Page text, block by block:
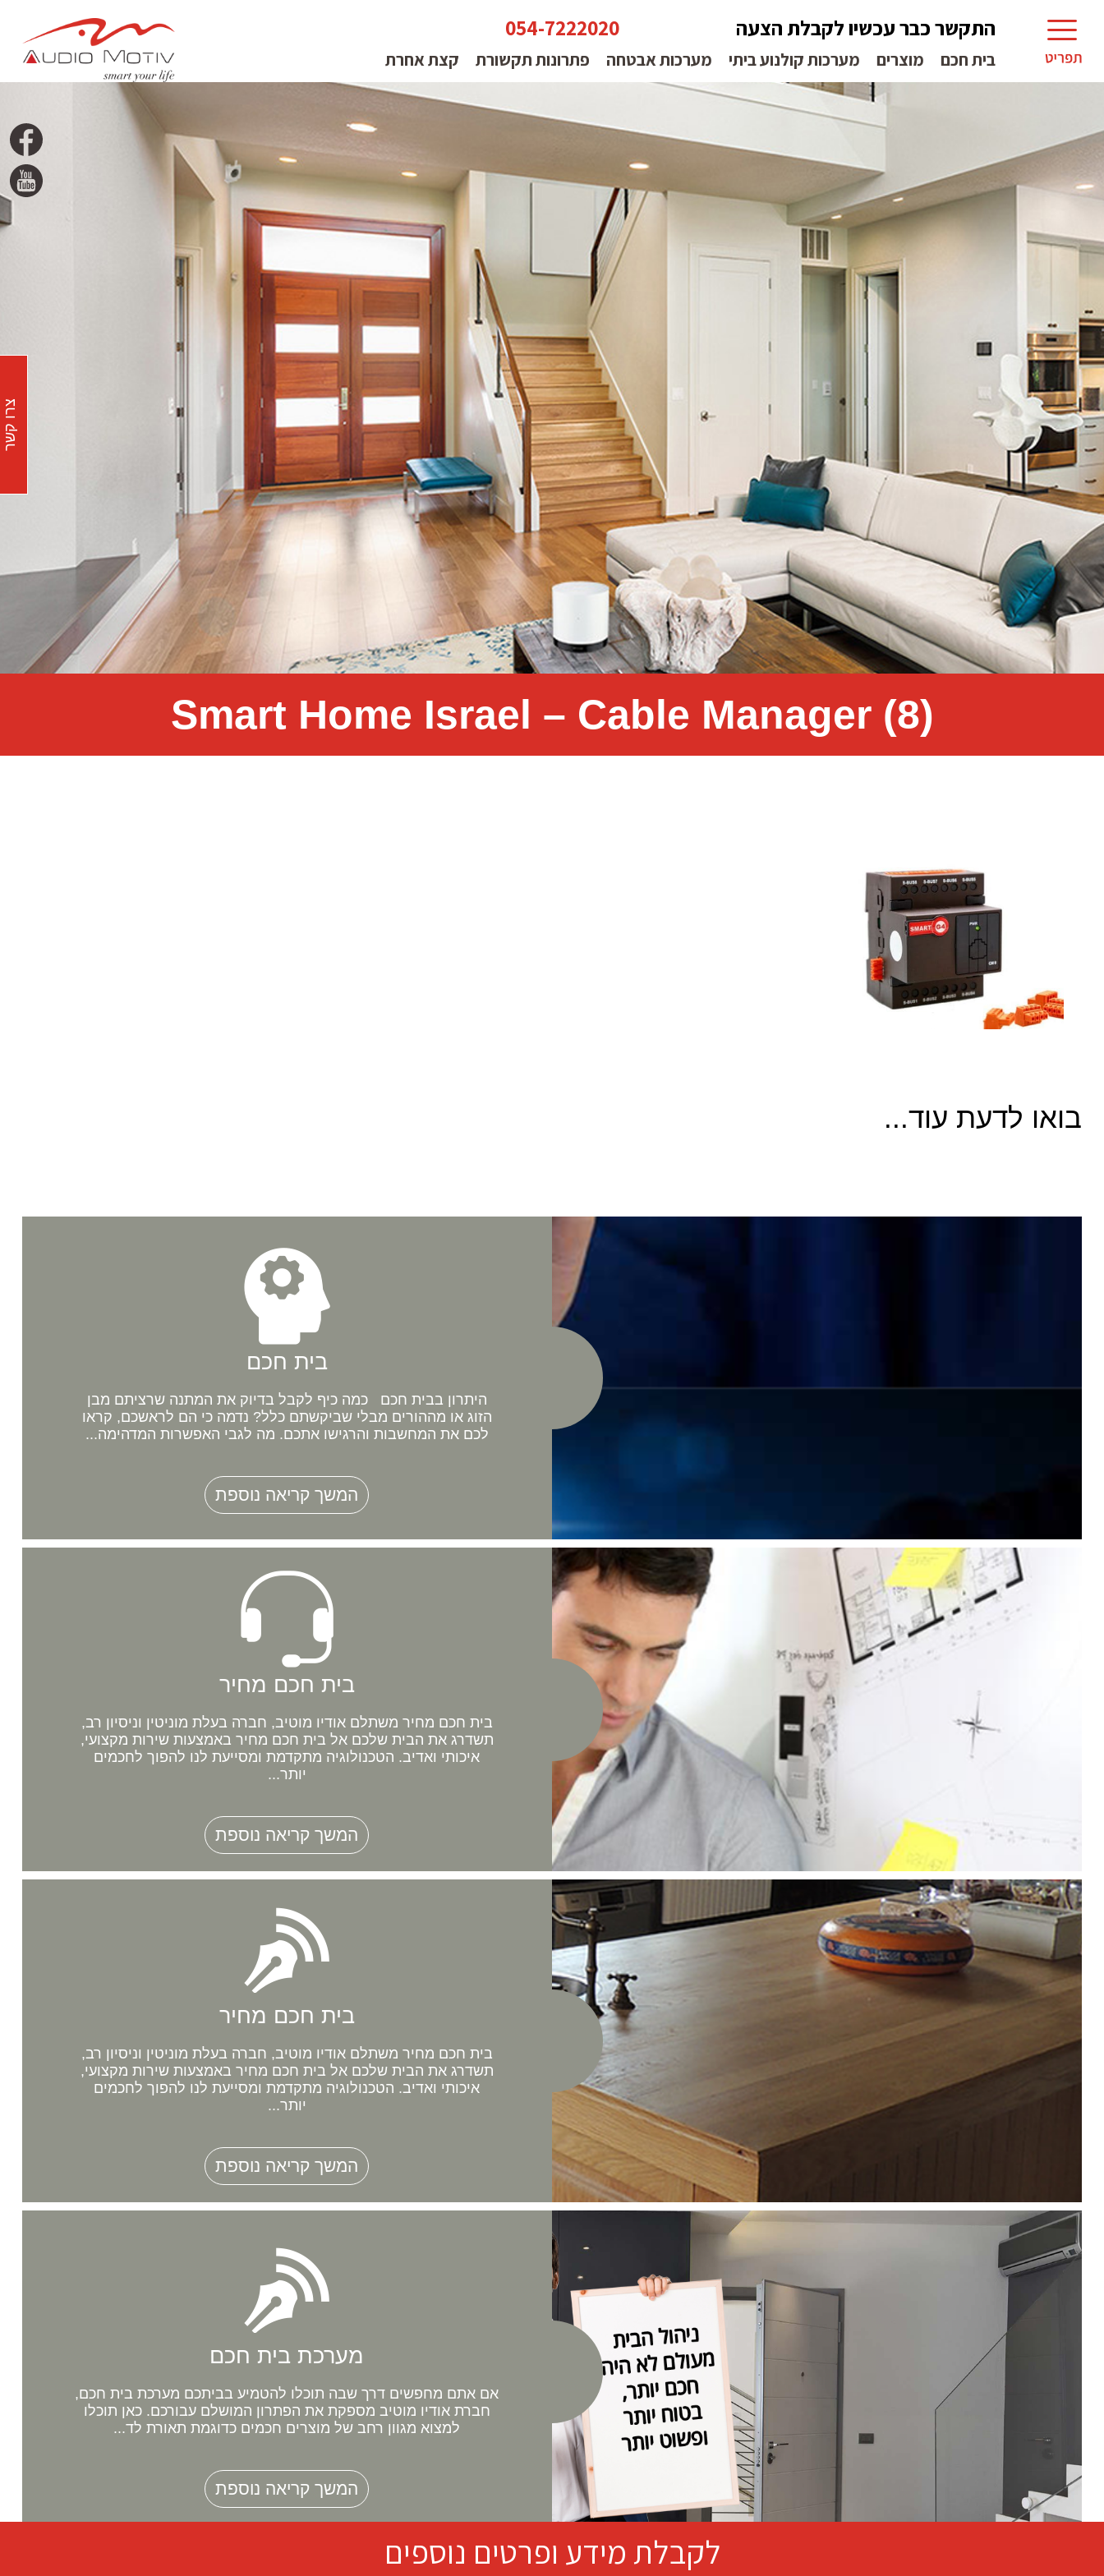
התקשר כבר עכשיו לקבלת הצעה 054-7222020
בית חכם מוצרים מערכות קולנוע ביתי מערכות אבטחה פתרונות תקשורת קצת אחרת
Smart Home Israel – Cable Manager (8)
בואו לדעת עוד...
בית חכם
היתרון בבית חכם כמה כיף לקבל בדיוק את המתנה שרציתם מבן
הזוג או מההורים מבלי שביקשתם כלל? נדמה כי הם לראשכם, קראו
לכם את המחשבות והרגישו אתכם. מה לגבי האפשרות המדהימה...
המשך קריאה נוספת
בית חכם מחיר
בית חכם מחיר משתלם אודיו מוטיב, חברה בעלת מוניטין וניסיון רב,
תשדרג את הבית שלכם אל בית חכם מחיר באמצעות שירות מקצועי,
איכותי ואדיב. הטכנולוגיה מתקדמת ומסייעת לנו להפוך לחכמים
יותר...
המשך קריאה נוספת
בית חכם מחיר
בית חכם מחיר משתלם אודיו מוטיב, חברה בעלת מוניטין וניסיון רב,
תשדרג את הבית שלכם אל בית חכם מחיר באמצעות שירות מקצועי,
איכותי ואדיב. הטכנולוגיה מתקדמת ומסייעת לנו להפוך לחכמים
יותר...
המשך קריאה נוספת
מערכת בית חכם
אם אתם מחפשים דרך שבה תוכלו להטמיע בביתכם מערכת בית חכם,
חברת אודיו מוטיב מספקת את הפתרון המושלם עבורכם. כאן תוכלו
למצוא מגוון רחב של מוצרים חכמים כדוגמת תאורת לד...
המשך קריאה נוספת
לקבלת מידע ופרטים נוספים
צרו קשר